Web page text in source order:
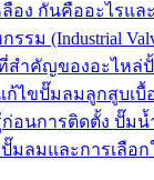
อง กันคืออะไรแล
รรม (Industrial
สำคัญของอะไหล่
ก้ไขปั๊มลมลูกสูบเบื้
อนการติดตั้ง ปั๊มน้
มลมและการเลือก